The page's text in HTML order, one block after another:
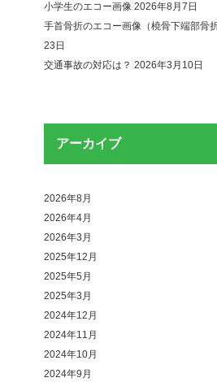
小学生のエコー画像 2026年8月7日
手首骨折のエコー画像（橈骨下端部骨折
23日
交通事故の対応は？ 2026年3月10日
アーカイブ
2026年8月
2026年4月
2026年3月
2025年12月
2025年5月
2025年3月
2024年12月
2024年11月
2024年10月
2024年9月